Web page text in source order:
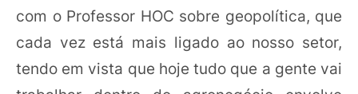
com o Professor HOC sobre geopolítica, que
cada vez está mais ligado ao nosso setor,
tendo em vista que hoje tudo que a gente vai